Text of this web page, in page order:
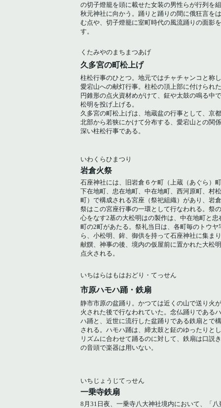
の切子燈籠を頭に載せた女装の男性らが行列を
秋元神社に向かう。踊りと踊りの間に俄狂言を
む点や、切子燈籠に室町時代の風流踊りの面影
す。
くたみやのまちまつあげ
久多宮の町松上げ
柱松行事のひとつ。地元ではチャチャンコと称
愛宕山への献灯行事。柱松の頂上部に付けられ
円錐形の点火資材めがけて、鉦や太鼓の鳴る中
松明を投げ上げる。
久多宮の町松上げは、地蔵盆の行事として、京
北部から若狭にかけて分布する、愛宕山との関
深い柱松行事である。
いわくらひまつり
岩倉火祭
石座神社には、旧岩倉６ケ町（上蔵（あぐら）
下在地町、忠在地町、中在地町、西河原町、村松
町）で構成される宮座（祭祀組織）があり、岩
祭はこの宮座行事の一環として行なわれる。祭
心をなす2基の大松明はの製作は、中在地町と忠
町の2町があたる。祭礼当日は、各町毎のトウヤ
ら、小松明、鉾、御供を持って石座神社に集ま
献饌、神事の後、境内の仮屋前に置かれた大松
点火される。
いちはらはもはおどり・てっせん
市原ハモハ踊・鉄扇
静市市原の盆踊り。かつては近くの山で送り火
火された後で行なわれていた。念仏踊りである
ハ踊と、近世に流行した盆踊りである鉄扇とで
される。ハモハ踊は、締太鼓と鉦のゆったりと
リズムに合わせて踊るのに対して、鉄扇は口説
の音頭で楽器は用いない。
いちじょうじてっせん
一乗寺鉄扇
8月31日夜、一乗寺八大神社境内において、「八